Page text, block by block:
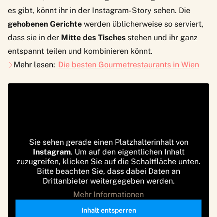
es gibt, könnt ihr in der Instagram-Story sehen. Die
gehobenen Gerichte werden üblicherweise so serviert,
dass sie in der Mitte des Tisches stehen und ihr ganz
entspannt teilen und kombinieren könnt.
Mehr lesen: Die besten Gourmetrestaurants in Wien
Sie sehen gerade einen Platzhalterinhalt von
Instagram. Um auf den eigentlichen Inhalt
zuzugreifen, klicken Sie auf die Schaltfläche unten.
Bitte beachten Sie, dass dabei Daten an
Drittanbieter weitergegeben werden.
Mehr Informationen
Inhalt entsperren